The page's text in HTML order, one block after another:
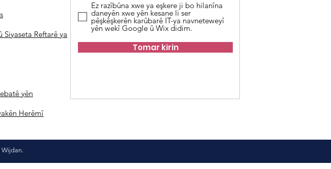
Siyaseta Reftarê ya
yên
Herêmî
Ez razîbûna xwe ya eşkere ji bo hilanîna
daneyên xwe yên kesane li ser
pêşkêşkerên karûbarê IT-ya navneteweyî
yên wekî Google û Wix didim.
Tomar kirin